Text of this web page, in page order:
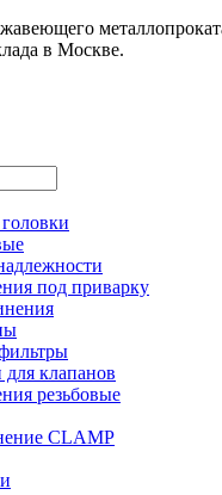
в Москве.
под приварку
клапанов
резьбовые
CLAMP